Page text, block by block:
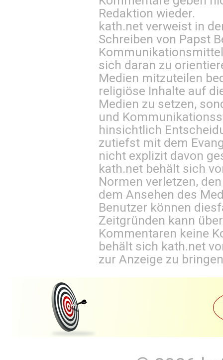
Redaktion wieder.
kath.net verweist in
Schreiben von Papst
sich daran zu
Medien mitzuteilen
religiöse Inhalte auf
Medien zu setzen,
und
hinsichtlich
zutiefst mit dem
nicht explizit davon
kath.net behält sich
Normen verletzen,
dem Ansehen des
Benutzer können
Zeitgründen kann
Kommentaren keine
behält sich kath.net
zur Anzeige zu